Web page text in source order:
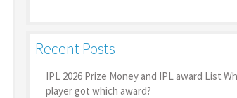
Recent Posts
IPL 2026 Prize Money and IPL award List
player got which award?